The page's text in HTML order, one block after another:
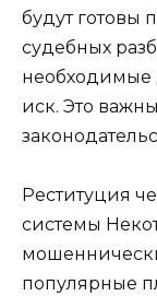
будут готовы
судебных
необходимые
иск. Это
Реституция
системы
популярные